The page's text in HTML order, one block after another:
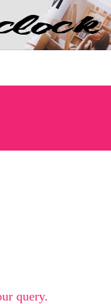
query.